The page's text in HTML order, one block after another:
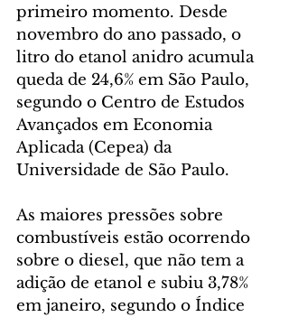
primeiro momento. Desde
novembro do ano passado, o
litro do etanol anidro acumula
queda de 24,6% em São Paulo,
segundo o Centro de Estudos
Avançados em Economia
Aplicada (Cepea) da
Universidade de São Paulo.
As maiores pressões sobre
combustíveis estão ocorrendo
sobre o diesel, que não tem a
adição de etanol e subiu 3,78%
em janeiro, segundo o Índice